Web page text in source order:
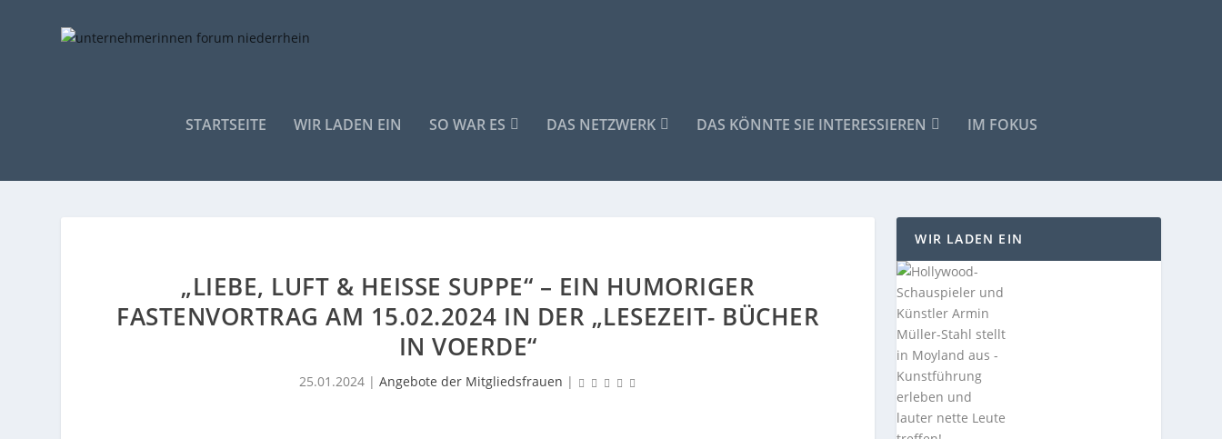
STARTSEITE WIR LADEN EIN SO WAR ES DAS NETZWERK DAS KÖNNTE SIE INTERESSIEREN IM FOKUS
„LIEBE, LUFT & HEISSE SUPPE“ – EIN HUMORIGER F
ASTENVORTRAG AM 15.02.2024 IN DER „LESEZEIT- BÜCHER I
N VOERDE“
25.01.2024| Angebote der Mitgliedsfrauen |
WIR LADEN EIN